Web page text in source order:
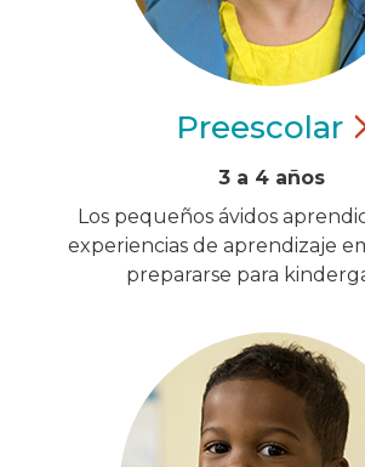
Preescolar
3 a 4 años
Los pequeños ávidos
experiencias de aprendizaje
prepararse para